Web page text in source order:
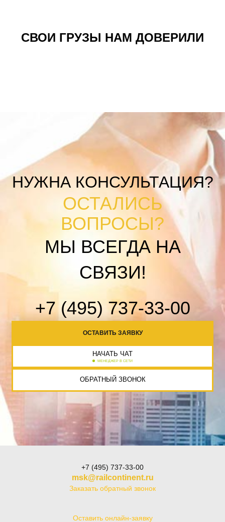
СВОИ ГРУЗЫ НАМ ДОВЕРИЛИ
НУЖНА КОНСУЛЬТАЦИЯ?
ОСТАЛИСЬ
ВОПРОСЫ?
МЫ ВСЕГДА НА
СВЯЗИ!
+7 (495) 737-33-00
ОСТАВИТЬ ЗАЯВКУ
НАЧАТЬ ЧАТ
МЕНЕДЖЕР В СЕТИ
ОБРАТНЫЙ ЗВОНОК
+7 (495) 737-33-00
msk@railcontinent.ru
Заказать обратный звонок
Оставить онлайн-заявку